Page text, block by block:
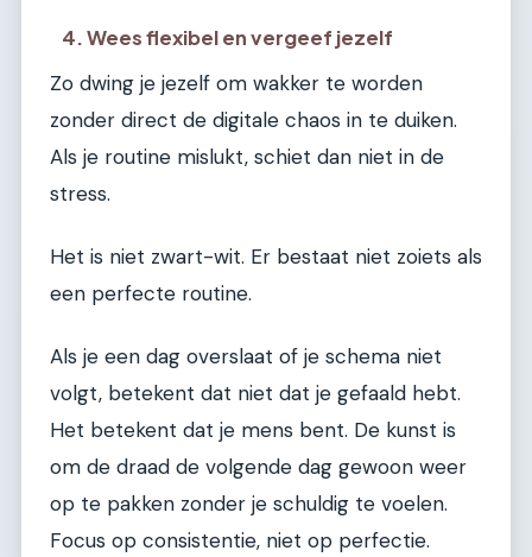
4. Wees flexibel en vergeef jezelf
Zo dwing je jezelf om wakker te worden
zonder direct de digitale chaos in te duiken.
Als je routine mislukt, schiet dan niet in de
stress.
Het is niet zwart-wit. Er bestaat niet zoiets als
een perfecte routine.
Als je een dag overslaat of je schema niet
volgt, betekent dat niet dat je gefaald hebt.
Het betekent dat je mens bent. De kunst is
om de draad de volgende dag gewoon weer
op te pakken zonder je schuldig te voelen.
Focus op consistentie, niet op perfectie.